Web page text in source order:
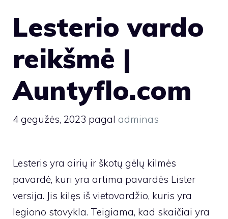
Lesterio vardo
reikšmė |
Auntyflo.com
4 gegužės, 2023 pagal adminas
Lesteris yra airių ir škotų gėlų kilmės
pavardė, kuri yra artima pavardės Lister
versija. Jis kilęs iš vietovardžio, kuris yra
legiono stovykla. Teigiama, kad skaičiai yra